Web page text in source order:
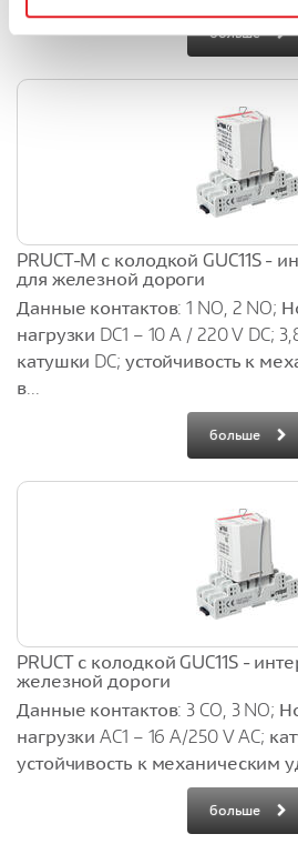
больше
PRUCT-M с колодкой GUC11S -
для железной дороги
Данные контактов: 1 NO, 2 NO;
нагрузки DC1 – 10 A / 220 V DC;
катушки DC; устойчивость к
в...
больше
PRUCT с колодкой GUC11S -
железной дороги
Данные контактов: 3 CO, 3 NO;
нагрузки AC1 – 16 A/250 V AC;
устойчивость к механическим
больше